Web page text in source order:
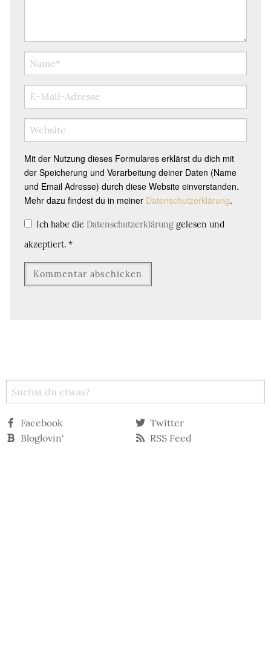
Mit der Nutzung dieses Formulares erklärst du dich mit
der Speicherung und Verarbeitung deiner Daten (Name
und Email Adresse) durch diese Website einverstanden.
Mehr dazu findest du in meiner Datenschutzerklärung.
Ich habe die Datenschutzerklärung gelesen und
akzeptiert. *
Facebook
Twitter
Bloglovin‘
RSS Feed